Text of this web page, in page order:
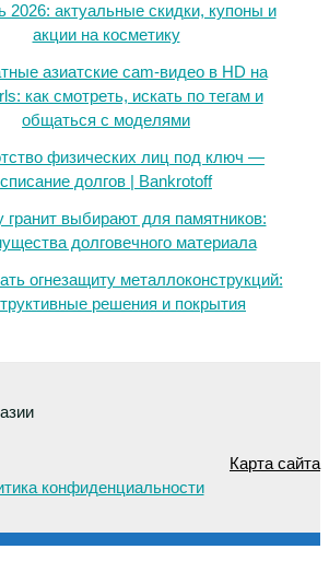
2026: актуальные скидки, купоны и
акции на косметику
азиатские cam-видео в HD на
как смотреть, искать по тегам и
общаться с моделями
физических лиц под ключ —
списание долгов | Bankrotoff
гранит выбирают для памятников:
долговечного материала
огнезащиту металлоконструкций:
решения и покрытия
Карта сайта
конфиденциальности